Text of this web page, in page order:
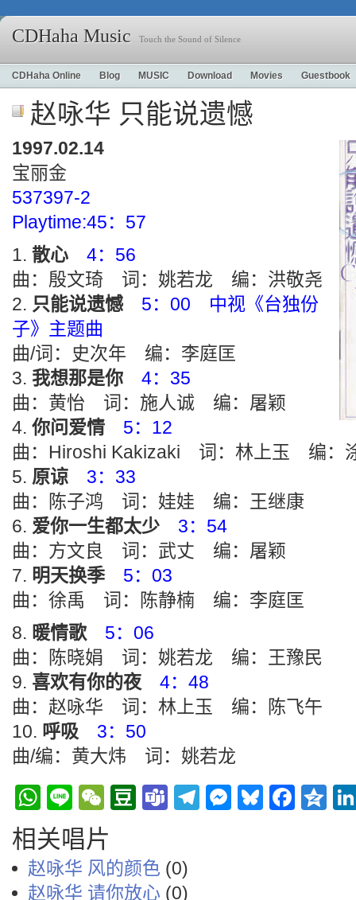
CDHaha Music Touch the Sound of Silence
CDHaha Online Blog MUSIC Download Movies Guestbook
赵咏华 只能说遗憾
1997.02.14
宝丽金
537397-2
Playtime:45：57
散心
4：56
曲：殷文琦 词：姚若龙 编：洪敬尧
只能说遗憾
5：00 中视《台独份
子》主题曲
曲/词：史次年 编：李庭匡
我想那是你
4：35
曲：黄怡 词：施人诚 编：屠颖
你问爱情
5：12
曲：Hiroshi Kakizaki 词：林上玉 编：
原谅
3：33
曲：陈子鸿 词：娃娃 编：王继康
爱你一生都太少
3：54
曲：方文良 词：武丈 编：屠颖
明天换季
5：03
曲：徐禹 词：陈静楠 编：李庭匡
暖情歌
5：06
曲：陈晓娟 词：姚若龙 编：王豫民
喜欢有你的夜
4：48
曲：赵咏华 词：林上玉 编：陈飞午
呼吸
3：50
曲/编：黄大炜 词：姚若龙
WhatsApp
LineWeChat
Douban
TeamsTelegramBluesky
相关唱片
赵咏华 风的颜色 (0)
赵咏华 请你放心 (0)